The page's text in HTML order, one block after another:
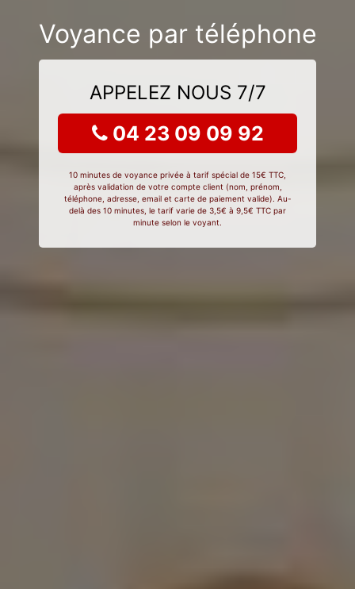
Voyance par téléphone
APPELEZ NOUS 7/7
04 23 09 09 92
10 minutes de voyance privée à tarif spécial de 15€ TTC,
après validation de votre compte client (nom, prénom,
téléphone, adresse, email et carte de paiement valide). Au-
delà des 10 minutes, le tarif varie de 3,5€ à 9,5€ TTC par
minute selon le voyant.